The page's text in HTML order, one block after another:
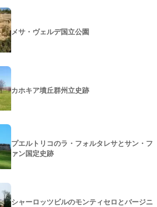
メサ・ヴェルデ国立公園
カホキア墳丘群州立史跡
プエルトリコのラ・フォルタレサとサン・フ
ァン国定史跡
シャーロッツビルのモンティセロとバージニ